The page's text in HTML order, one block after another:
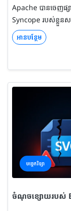
Apache បានចេញផ្ស
Syncope របស់ខ្លួន
អានបន្ថែម
បច្ចេកវិទ្យា
ចំណុចខ្សោយរបស់